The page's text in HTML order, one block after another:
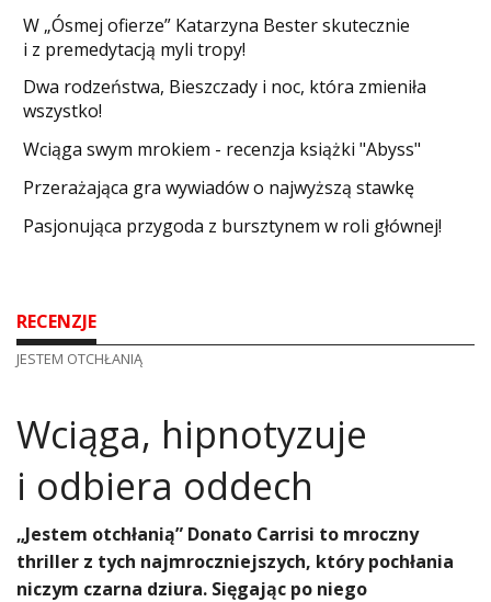
W „Ósmej ofierze” Katarzyna Bester skutecznie
i z premedytacją myli tropy!
Dwa rodzeństwa, Bieszczady i noc, która zmieniła
wszystko!
Wciąga swym mrokiem - recenzja książki "Abyss"
​Przerażająca gra wywiadów o najwyższą stawkę
Pasjonująca przygoda z bursztynem w roli głównej!
RECENZJE
JESTEM OTCHŁANIĄ
Wciąga, hipnotyzuje
i odbiera oddech
„Jestem otchłanią” Donato Carrisi to mroczny
thriller z tych najmroczniejszych, który pochłania
niczym czarna dziura. Sięgając po niego